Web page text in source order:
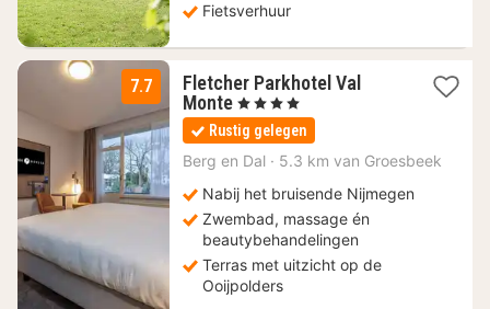
Fietsverhuur
7.7
Fletcher Parkhotel Val
Monte 1
nacht
vanaf
68
, 4 Sterren
Rustig gelegen
Berg en Dal · 5.3 km van Groesbeek
Nabij het bruisende Nijmegen
Zwembad, massage én
beautybehandelingen
Terras met uitzicht op de
Ooijpolders